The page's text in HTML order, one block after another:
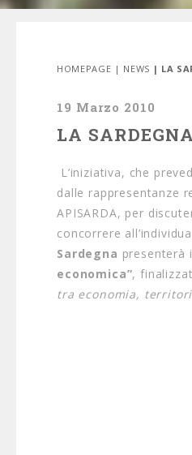
HOMEPAGE | NEWS | LA
19 Marzo 2010
LA
L’iniziativa, che
dalle rappresentanze
APISARDA, per
concorrere
Sardegna presenterà
economica”,
tra economia,